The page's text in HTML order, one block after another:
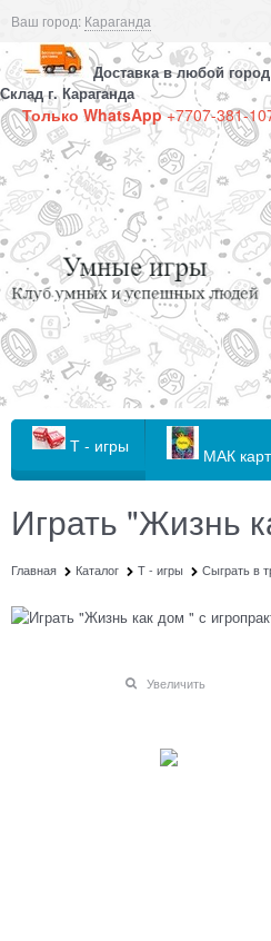
Ваш город: Караганда
Доставка в любой
Склад г. Караганда
Только WhatsApp+7707-381-
Т - игры МАК
Играть "Жизнь
Главная Каталог Т - игры Сыграть в
Увеличить